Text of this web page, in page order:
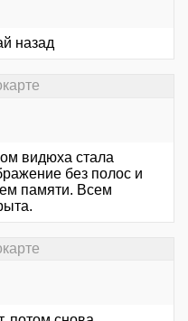
назад
видюха стала
без полос и
памяти. Всем